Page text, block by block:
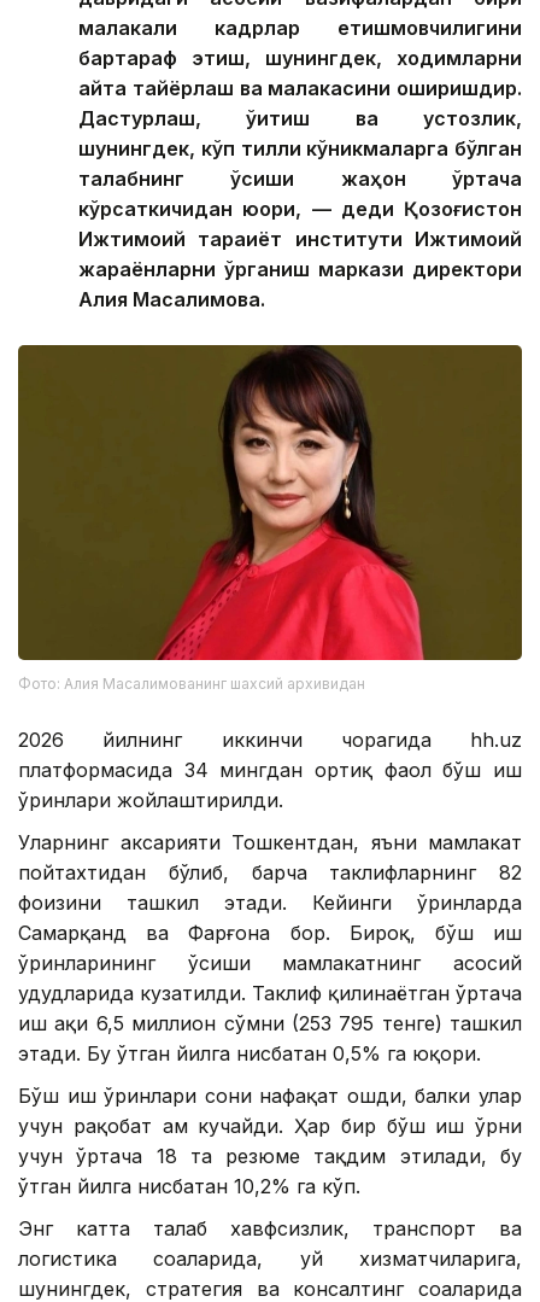
малакали кадрлар етишмовчилигини
бартараф этиш, шунингдек, ходимларни
қайта тайёрлаш ва малакасини оширишдир.
Дастурлаш, ўқитиш ва устозлик,
шунингдек, кўп тилли кўникмаларга бўлган
талабнинг ўсиши жаҳон ўртача
кўрсаткичидан юқори, — деди Қозоғистон
Ижтимоий тараққиёт институти Ижтимоий
жараёнларни ўрганиш маркази директори
Алия Масалимова.
Фото: Алия Масалимованинг шахсий архивидан
2026 йилнинг иккинчи чорагида hh.uz
платформасида 34 мингдан ортиқ фаол бўш иш
ўринлари жойлаштирилди.
Уларнинг аксарияти Тошкентдан, яъни мамлакат
пойтахтидан бўлиб, барча таклифларнинг 82
фоизини ташкил этади. Кейинги ўринларда
Самарқанд ва Фарғона бор. Бироқ, бўш иш
ўринларининг ўсиши мамлакатнинг асосий
ҳудудларида кузатилди. Таклиф қилинаётган ўртача
иш ҳақи 6,5 миллион сўмни (253 795 тенге) ташкил
этади. Бу ўтган йилга нисбатан 0,5% га юқори.
Бўш иш ўринлари сони нафақат ошди, балки улар
учун рақобат ҳам кучайди. Ҳар бир бўш иш ўрни
учун ўртача 18 та резюме тақдим этилади, бу
ўтган йилга нисбатан 10,2% га кўп.
Энг катта талаб хавфсизлик, транспорт ва
логистика соҳаларида, уй хизматчиларига,
шунингдек, стратегия ва консалтинг соҳаларида